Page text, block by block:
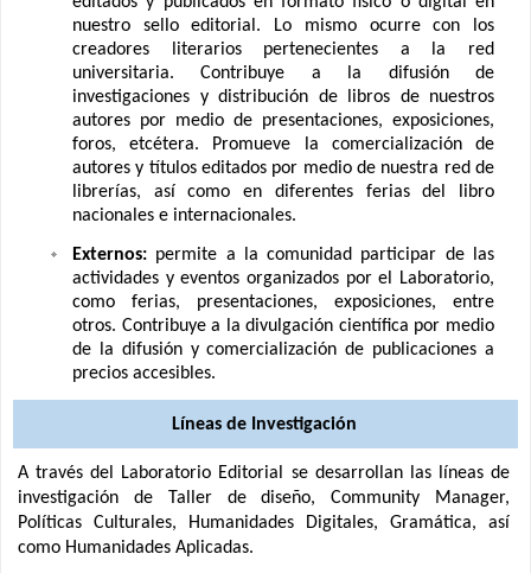
nuestro sello editorial. Lo mismo ocurre con los
creadores literarios pertenecientes a la red
universitaria. Contribuye a la difusión de
investigaciones y distribución de libros de nuestros
autores por medio de presentaciones, exposiciones,
foros, etcétera. Promueve la comercialización de
autores y títulos editados por medio de nuestra red de
librerías, así como en diferentes ferias del libro
nacionales e internacionales.
Externos: permite a la comunidad participar de las
actividades y eventos organizados por el Laboratorio,
como ferias, presentaciones, exposiciones, entre
otros. Contribuye a la divulgación científica por medio
de la difusión y comercialización de publicaciones a
precios accesibles.
Líneas de Investigación
A través del Laboratorio Editorial se desarrollan las líneas de
investigación de Taller de diseño, Community Manager,
Políticas Culturales, Humanidades Digitales, Gramática, así
como Humanidades Aplicadas.